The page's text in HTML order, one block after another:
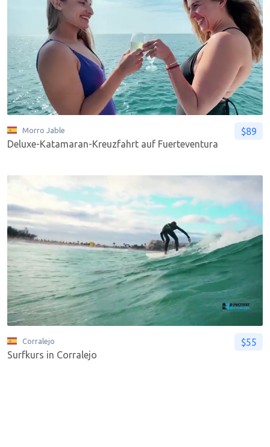
Morro Jable
Deluxe-Katamaran-Kreuzfahrt auf Fuerteventura
$89
Corralejo
Surfkurs in Corralejo
$55